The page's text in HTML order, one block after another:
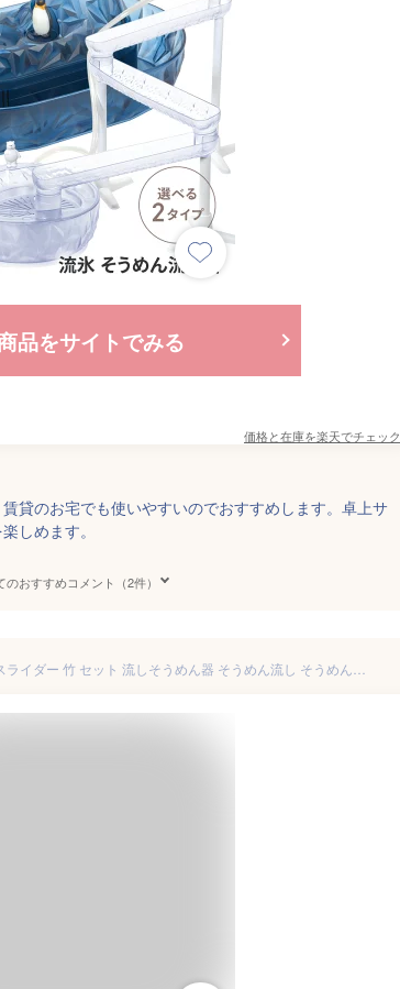
品をサイトでみる
価格と在庫を楽天でチェック
貸のお宅でも使いやすいのでおすすめします。卓上サ
しめます。
のおすすめコメント（2件）